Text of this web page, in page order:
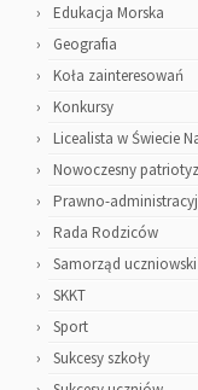
Edukacja Morska
Geografia
Koła zainteresowań
Konkursy
Licealista w Świecie
Nowoczesny
Prawno-
Rada Rodziców
Samorząd uczniowski
SKKT
Sport
Sukcesy szkoły